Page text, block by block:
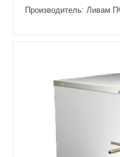
Производитель: Ливам